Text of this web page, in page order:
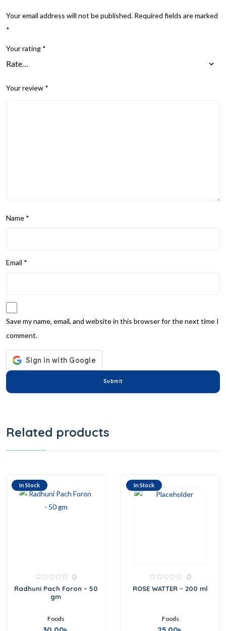
Your email address will not be published. Required fields are marked
*
Your rating *
Your review *
Name *
Email *
Save my name, email, and website in this browser for the next time I
comment.
Related products
In Stock
out
0
Radhuni Pach Foron – 50
gm
Foods
In Stock
0
out
0
ROSE WATTER – 200 ml
Foods